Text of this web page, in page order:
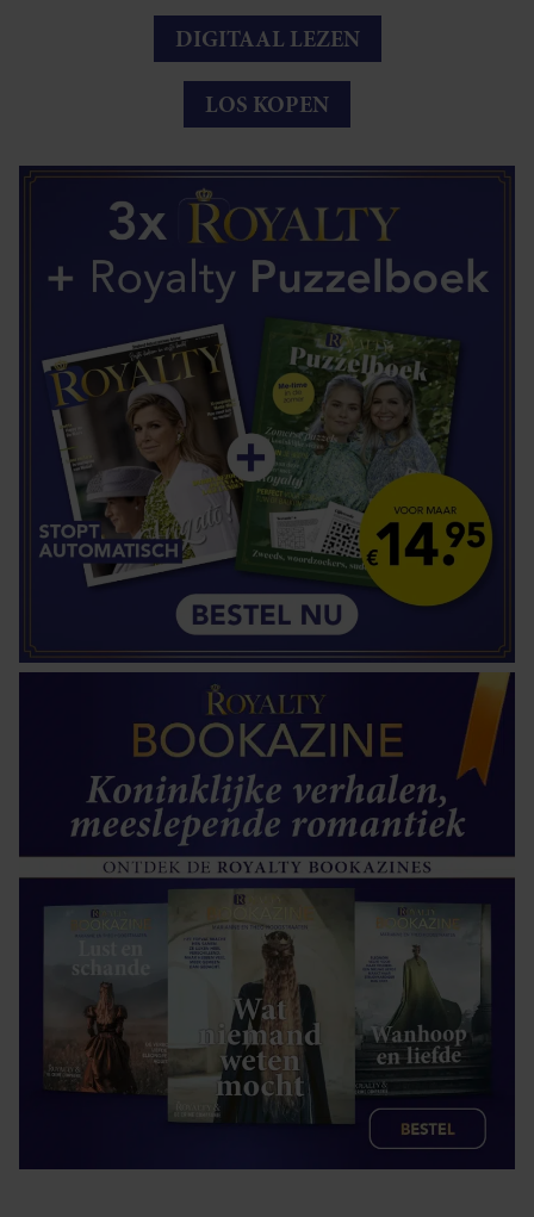
DIGITAAL LEZEN
LOS KOPEN